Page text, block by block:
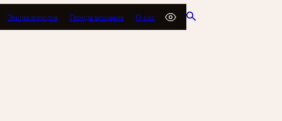
Энциклопедия Города вещания О нас